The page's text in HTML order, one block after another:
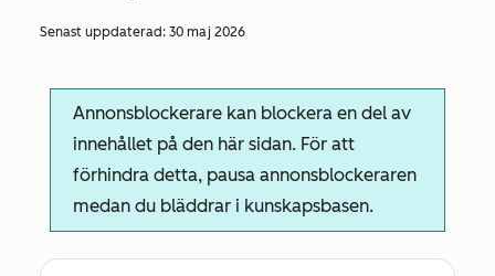
Senast uppdaterad: 30 maj 2026
Annonsblockerare kan blockera en del av
innehållet på den här sidan. För att
förhindra detta, pausa annonsblockeraren
medan du bläddrar i kunskapsbasen.